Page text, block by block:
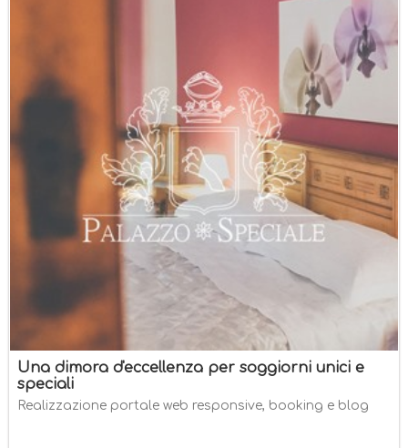
Una dimora d'eccellenza per soggiorni unici e
speciali
Realizzazione portale web responsive, booking e blog